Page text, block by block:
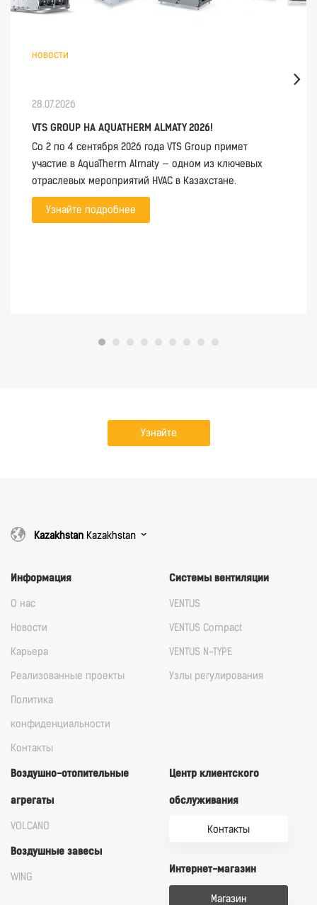
новости
28.07.2026
VTS GROUP НА AQUATHERM ALMATY 2026!
Со 2 по 4 сентября 2026 года VTS Group примет
участие в AquaTherm Almaty — одном из ключевых
отраслевых мероприятий HVAC в Казахстане.
Узнайте подробнее
Узнайте
Kazakhstan Kazakhstan
Информация
О нас
Новости
Карьера
Реализованные проекты
Политика
конфиденциальности
Контакты
Системы вентиляции
VENTUS
VENTUS Compact
VENTUS N-TYPE
Узлы регулирования
Воздушно-отопительные
агрегаты
VOLCANO
Воздушные завесы
WING
Центр клиентского
обслуживания
Контакты
Интернет-магазин
Магазин